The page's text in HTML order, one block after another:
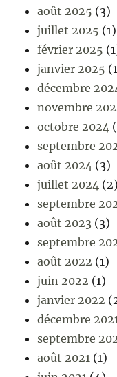
août 2025 (3)
juillet 2025 (1)
février 2025
janvier 2025
décembre
novembre
octobre 2024
septembre
août 2024 (3)
juillet 2024 (2)
septembre
août 2023 (3)
septembre
août 2022 (1)
juin 2022 (1)
janvier 2022
décembre
septembre
août 2021 (1)